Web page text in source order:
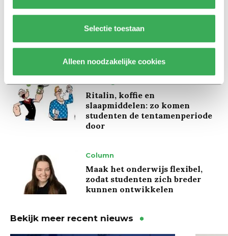
Selectie toestaan
Alleen noodzakelijke cookies
Achtergrond
Hunger Game: ‘Ik schrok, we
kregen er een paar miljoen
Ritalin, koffie en
slaapmiddelen: zo komen
studenten de tentamenperiode
door
Column
Maak het onderwijs flexibel,
zodat studenten zich breder
kunnen ontwikkelen
Bekijk meer recent nieuws